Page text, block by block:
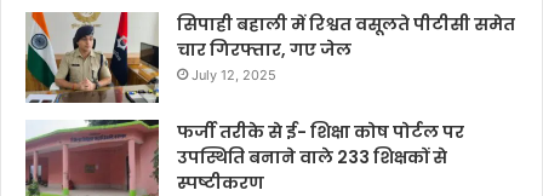
सिपाही बहाली में रिश्वत वसूलते पीटीसी समेत
चार गिरफ्तार, गए जेल
July 12, 2025
फर्जी तरीके से ई- शिक्षा कोष पोर्टल पर
उपस्थिति बनाने वाले 233 शिक्षकों से
स्पष्टीकरण